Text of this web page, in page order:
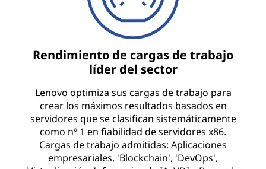
Rendimiento de cargas de trabajo
líder del sector
Lenovo optimiza sus cargas de trabajo para
crear los máximos resultados basados en
servidores que se clasifican sistemáticamente
como nº 1 en fiabilidad de servidores x86.
Cargas de trabajo admitidas: Aplicaciones
empresariales, 'Blockchain', 'DevOps',